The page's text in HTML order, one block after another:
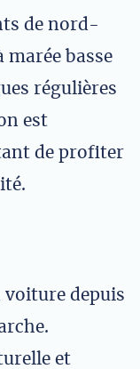
de nord-
basse
régulières
est
de profiter
voiture depuis
et